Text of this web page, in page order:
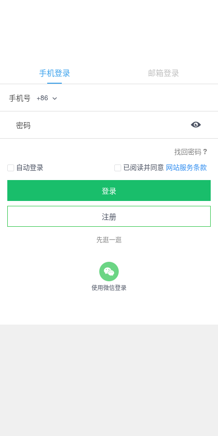
手机登录 邮箱登录
手机号 +86
密码
找回密码
自动登录
已阅读并同意 网站服务条款
登录
注册
先逛一逛
使用微信登录